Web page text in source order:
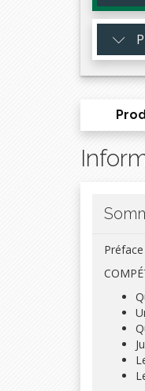
Mis à
Préface